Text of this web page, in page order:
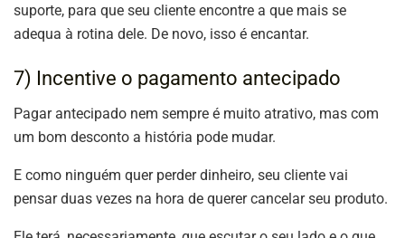
suporte, para que seu cliente encontre a que mais se
adequa à rotina dele. De novo, isso é encantar.
7) Incentive o pagamento antecipado
Pagar antecipado nem sempre é muito atrativo, mas com
um bom desconto a história pode mudar.
E como ninguém quer perder dinheiro, seu cliente vai
pensar duas vezes na hora de querer cancelar seu produto.